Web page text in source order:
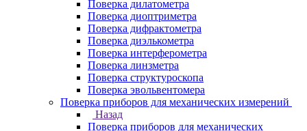
Поверка дилатометра
Поверка диоптриметра
Поверка дифрактометра
Поверка диэлькометра
Поверка интерферометра
Поверка линзметра
Поверка структуроскопа
Поверка эвольвентомера
Поверка приборов для механических измерений
Назад
Поверка приборов для механических